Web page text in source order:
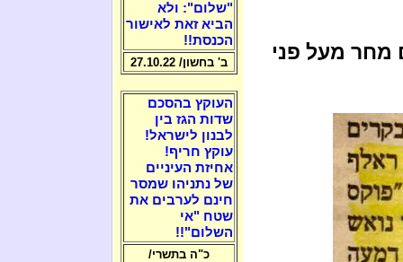
מחר מעל פני
"שלום": ולא
הביא זאת לאישור
הכנסת!!
ב' בחשון/ 27.10.22
העוקץ בהסכם
שדות הגז בין
לבנון לישראל!
עוקץ חריף!
אחיזת העיניים
של נתניהו שמסר
חינם לערבים את
שטח "אי
השלום"!!
כ"ה בתשרי/